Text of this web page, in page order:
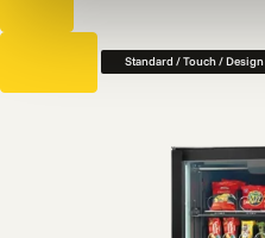
Standard / Touch / Design